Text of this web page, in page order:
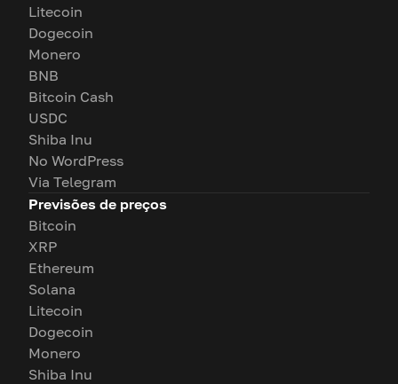
Litecoin
Dogecoin
Monero
BNB
Bitcoin Cash
USDC
Shiba Inu
No WordPress
Via Telegram
Previsões de preços
Bitcoin
XRP
Ethereum
Solana
Litecoin
Dogecoin
Monero
Shiba Inu